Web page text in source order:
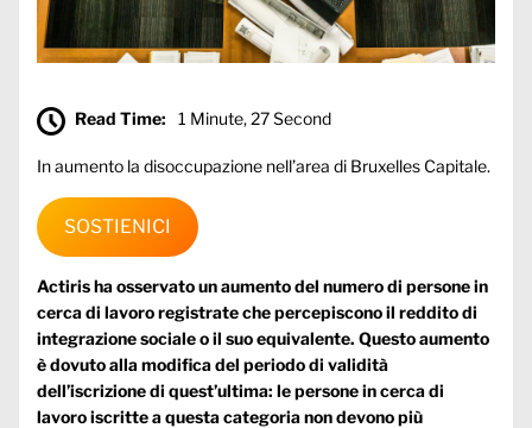
Read Time: 1 Minute, 27 Second
In aumento la disoccupazione nell’area di Bruxelles Capitale.
SOSTIENICI
Actiris ha osservato un aumento del numero di persone in
cerca di lavoro registrate che percepiscono il reddito di
integrazione sociale o il suo equivalente. Questo aumento
è dovuto alla modifica del periodo di validità
dell’iscrizione di quest’ultima: le persone in cerca di
lavoro iscritte a questa categoria non devono più